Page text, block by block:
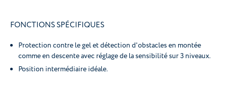
FONCTIONS SPÉCIFIQUES
Protection contre le gel et détection d'obstacles en montée
comme en descente avec réglage de la sensibilité sur 3 niveaux.
Position intermédiaire idéale.